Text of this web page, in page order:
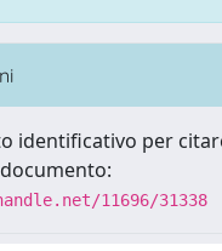
identificativo per
11696/31338